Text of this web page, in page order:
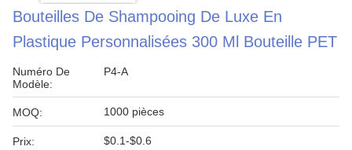
Bouteilles De Shampooing De Luxe En
Plastique Personnalisées 300 Ml Bouteille PET
Numéro De
Modèle:
P4-A
MOQ: 1000 pièces
Prix: $0.1-$0.6